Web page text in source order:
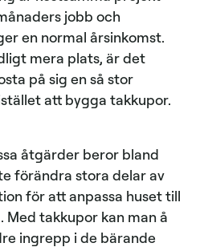
jobb och
en normal årsinkomst.
mera plats, är det
på sig en så stor
att bygga takkupor.
åtgärder beror bland
förändra stora delar av
för att anpassa huset till
Med takkupor kan man å
ingrepp i de bärande